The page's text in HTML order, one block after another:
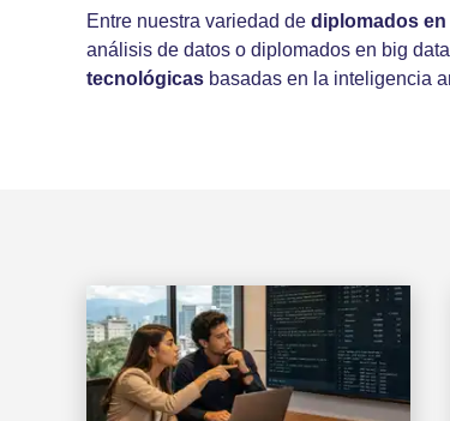
Entre nuestra variedad de diplomados
análisis de datos o diplomados en big
tecnológicas basadas en la inteligencia